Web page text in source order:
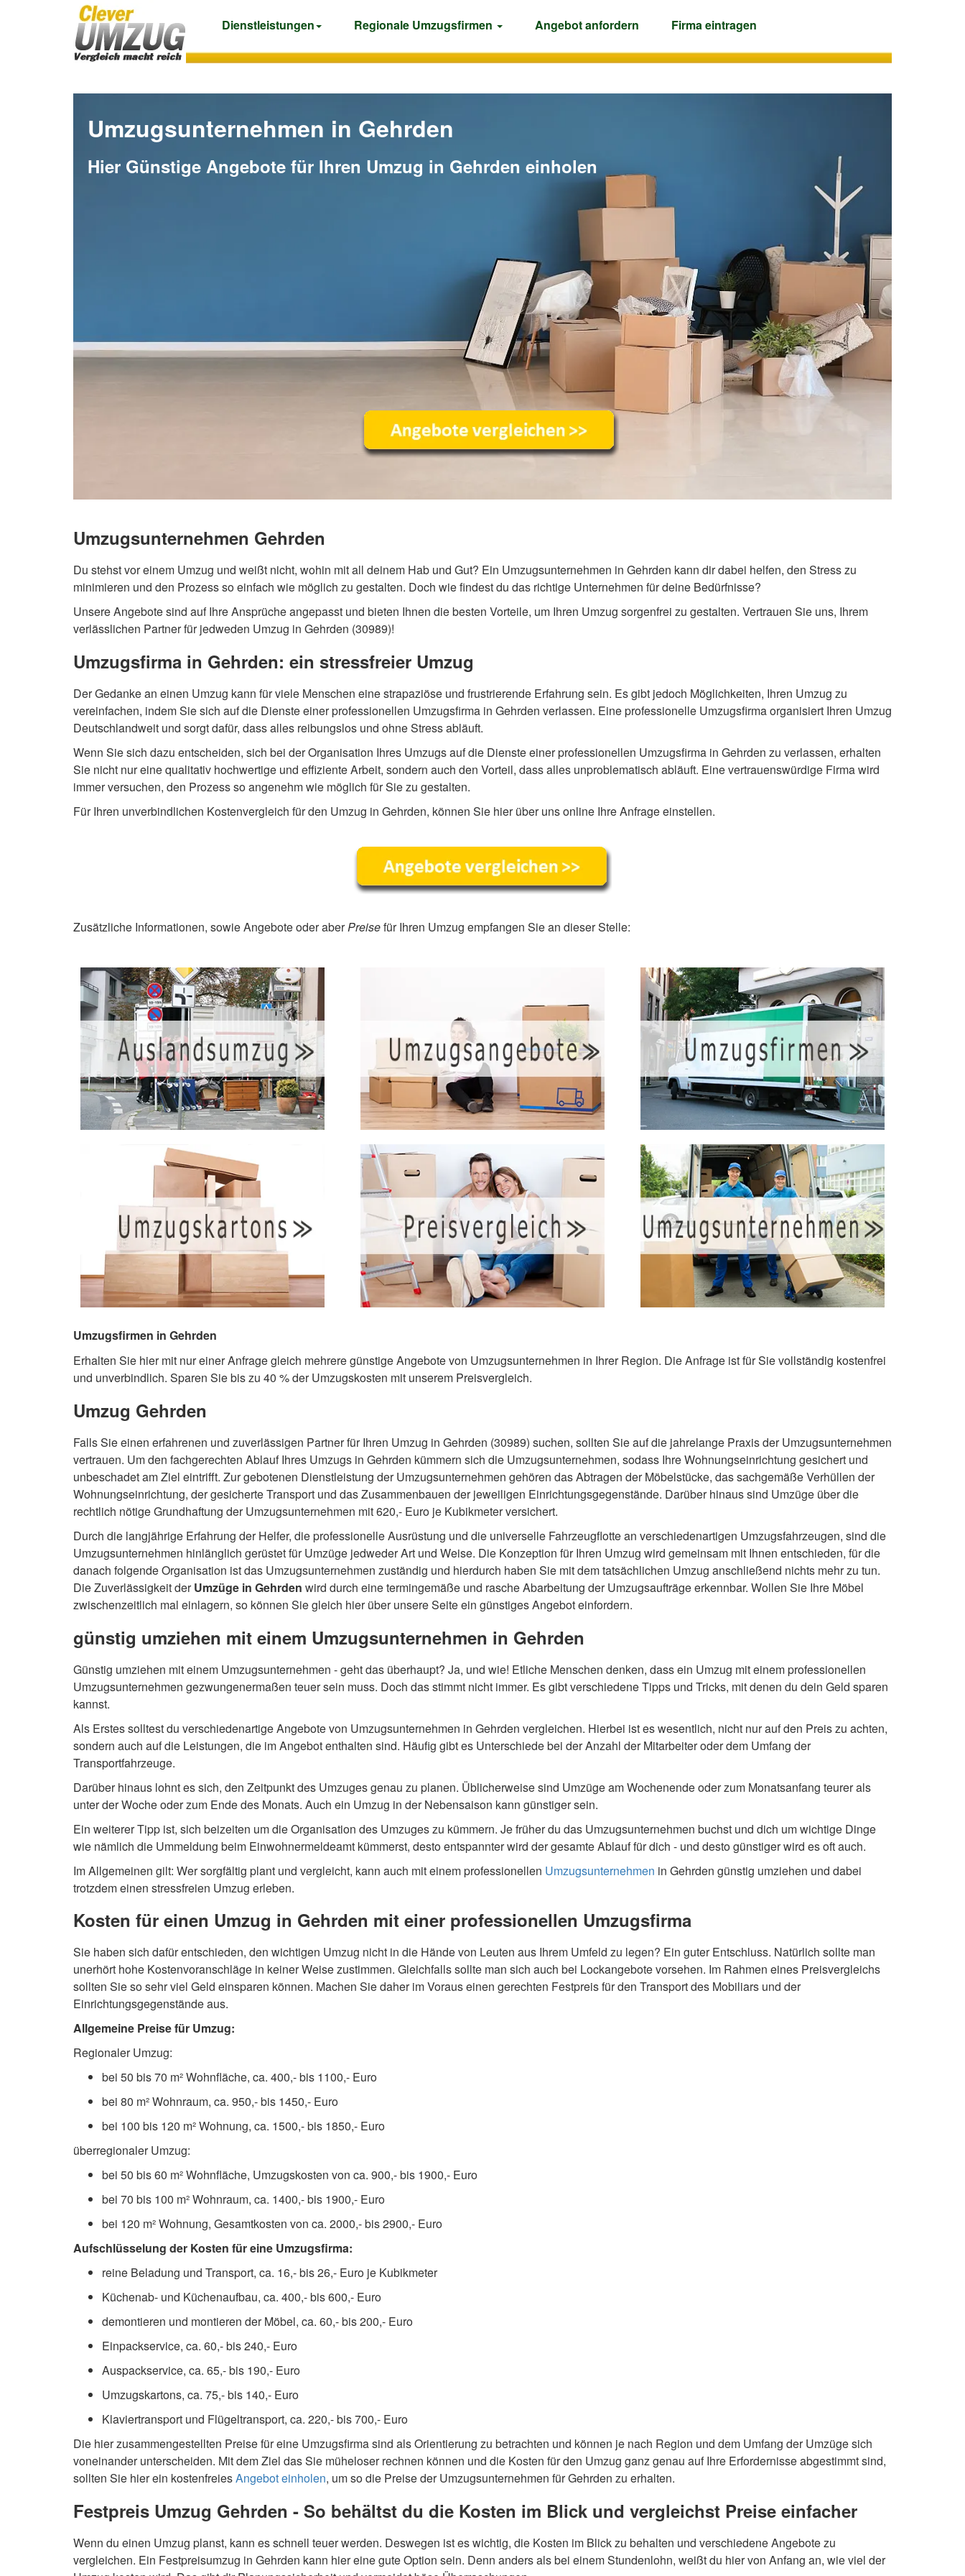
Dienstleistungen Regionale Umzugsfirmen Angebot anfordern Firmaeintragen
Umzugsunternehmen in Gehrden
Hier Günstige Angebote für Ihren Umzug in Gehrden einholen
Umzugsunternehmen Gehrden
Du stehst vor einem Umzug und weißt nicht, wohin mit all deinem Hab und Gut? Ein Umzugsunternehmen in Gehrden kann dir dabei helfen, den Stress zu
minimieren und den Prozess so einfach wie möglich zu gestalten. Doch wie findest du das richtige Unternehmen für deine Bedürfnisse?
Unsere Angebote sind auf Ihre Ansprüche angepasst und bieten Ihnen die besten Vorteile, um Ihren Umzug sorgenfrei zu gestalten. Vertrauen Sie uns, Ihrem
verlässlichen Partner für jedweden Umzug in Gehrden (30989)!
Umzugsfirma in Gehrden: ein stressfreier Umzug
Der Gedanke an einen Umzug kann für viele Menschen eine strapaziöse und frustrierende Erfahrung sein. Es gibt jedoch Möglichkeiten, Ihren Umzug zu
vereinfachen, indem Sie sich auf die Dienste einer professionellen Umzugsfirma in Gehrden verlassen. Eine professionelle Umzugsfirma organisiert Ihren Umzug
Deutschlandweit und sorgt dafür, dass alles reibungslos und ohne Stress abläuft.
Wenn Sie sich dazu entscheiden, sich bei der Organisation Ihres Umzugs auf die Dienste einer professionellen Umzugsfirma in Gehrden zu verlassen, erhalten
Sie nicht nur eine qualitativ hochwertige und effiziente Arbeit, sondern auch den Vorteil, dass alles unproblematisch abläuft. Eine vertrauenswürdige Firma wird
immer versuchen, den Prozess so angenehm wie möglich für Sie zu gestalten.
Für Ihren unverbindlichen Kostenvergleich für den Umzug in Gehrden, können Sie hier über uns online Ihre Anfrage einstellen.
Zusätzliche Informationen, sowie Angebote oder aberPreisefür Ihren Umzug empfangen Sie an dieser Stelle:
Umzugsfirmen in Gehrden
Erhalten Sie hier mit nur einer Anfrage gleich mehrere günstige Angebote von Umzugsunternehmen in Ihrer Region. Die Anfrage ist für Sie vollständig kostenfrei
und unverbindlich. Sparen Sie bis zu 40 % der Umzugskosten mit unserem Preisvergleich.
Umzug Gehrden
Falls Sie einen erfahrenen und zuverlässigen Partner für Ihren Umzug in Gehrden (30989) suchen, sollten Sie auf die jahrelange Praxis der Umzugsunternehmen
vertrauen. Um den fachgerechten Ablauf Ihres Umzugs in Gehrden kümmern sich die Umzugsunternehmen, sodass Ihre Wohnungseinrichtung gesichert und
unbeschadet am Ziel eintrifft. Zur gebotenen Dienstleistung der Umzugsunternehmen gehören das Abtragen der Möbelstücke, das sachgemäße Verhüllen der
Wohnungseinrichtung, der gesicherte Transport und das Zusammenbauen der jeweiligen Einrichtungsgegenstände. Darüber hinaus sind Umzüge über die
rechtlich nötige Grundhaftung der Umzugsunternehmen mit 620,- Euro je Kubikmeter versichert.
Durch die langjährige Erfahrung der Helfer, die professionelle Ausrüstung und die universelle Fahrzeugflotte an verschiedenartigen Umzugsfahrzeugen, sind die
Umzugsunternehmen hinlänglich gerüstet für Umzüge jedweder Art und Weise. Die Konzeption für Ihren Umzug wird gemeinsam mit Ihnen entschieden, für die
danach folgende Organisation ist das Umzugsunternehmen zuständig und hierdurch haben Sie mit dem tatsächlichen Umzug anschließend nichts mehr zu tun.
Die Zuverlässigkeit derUmzüge in Gehrden wird durch eine termingemäße und rasche Abarbeitung der Umzugsaufträge erkennbar. Wollen Sie Ihre Möbel
zwischenzeitlich mal einlagern, so können Sie gleich hier über unsere Seite ein günstiges Angebot einfordern.
günstig umziehen mit einem Umzugsunternehmen in Gehrden
Günstig umziehen mit einem Umzugsunternehmen - geht das überhaupt? Ja, und wie! Etliche Menschen denken, dass ein Umzug mit einem professionellen
Umzugsunternehmen gezwungenermaßen teuer sein muss. Doch das stimmt nicht immer. Es gibt verschiedene Tipps und Tricks, mit denen du dein Geld sparen
kannst.
Als Erstes solltest du verschiedenartige Angebote von Umzugsunternehmen in Gehrden vergleichen. Hierbei ist es wesentlich, nicht nur auf den Preis zu achten,
sondern auch auf die Leistungen, die im Angebot enthalten sind. Häufig gibt es Unterschiede bei der Anzahl der Mitarbeiter oder dem Umfang der
Transportfahrzeuge.
Darüber hinaus lohnt es sich, den Zeitpunkt des Umzuges genau zu planen. Üblicherweise sind Umzüge am Wochenende oder zum Monatsanfang teurer als
unter der Woche oder zum Ende des Monats. Auch ein Umzug in der Nebensaison kann günstiger sein.
Ein weiterer Tipp ist, sich beizeiten um die Organisation des Umzuges zu kümmern. Je früher du das Umzugsunternehmen buchst und dich um wichtige Dinge
wie nämlich die Ummeldung beim Einwohnermeldeamt kümmerst, desto entspannter wird der gesamte Ablauf für dich - und desto günstiger wird es oft auch.
Im Allgemeinen gilt: Wer sorgfältig plant und vergleicht, kann auch mit einem professionellen Umzugsunternehmen in Gehrden günstig umziehen und dabei
trotzdem einen stressfreien Umzug erleben.
Kosten für einen Umzug in Gehrden mit einer professionellen Umzugsfirma
Sie haben sich dafür entschieden, den wichtigen Umzug nicht in die Hände von Leuten aus Ihrem Umfeld zu legen? Ein guter Entschluss. Natürlich sollte man
unerhört hohe Kostenvoranschläge in keiner Weise zustimmen. Gleichfalls sollte man sich auch bei Lockangebote vorsehen. Im Rahmen eines Preisvergleichs
sollten Sie so sehr viel Geld einsparen können. Machen Sie daher im Voraus einen gerechten Festpreis für den Transport des Mobiliars und der
Einrichtungsgegenstände aus.
Allgemeine Preise für Umzug:
Regionaler Umzug:
bei 50 bis 70 m² Wohnfläche, ca. 400,- bis 1100,- Euro
bei 80 m² Wohnraum, ca. 950,- bis 1450,- Euro
bei 100 bis 120 m² Wohnung, ca. 1500,- bis 1850,- Euro
überregionaler Umzug:
bei 50 bis 60 m² Wohnfläche, Umzugskosten von ca. 900,- bis 1900,- Euro
bei 70 bis 100 m² Wohnraum, ca. 1400,- bis 1900,- Euro
bei 120 m² Wohnung, Gesamtkosten von ca. 2000,- bis 2900,- Euro
Aufschlüsselung der Kosten für eine Umzugsfirma:
reine Beladung und Transport, ca. 16,- bis 26,- Euro je Kubikmeter
Küchenab- und Küchenaufbau, ca. 400,- bis 600,- Euro
demontieren und montieren der Möbel, ca. 60,- bis 200,- Euro
Einpackservice, ca. 60,- bis 240,- Euro
Auspackservice, ca. 65,- bis 190,- Euro
Umzugskartons, ca. 75,- bis 140,- Euro
Klaviertransport und Flügeltransport, ca. 220,- bis 700,- Euro
Die hier zusammengestellten Preise für eine Umzugsfirma sind als Orientierung zu betrachten und können je nach Region und dem Umfang der Umzüge sich
voneinander unterscheiden. Mit dem Ziel das Sie müheloser rechnen können und die Kosten für den Umzug ganz genau auf Ihre Erfordernisse abgestimmt sind,
sollten Sie hier ein kostenfreiesAngebot einholen, um so die Preise der Umzugsunternehmen für Gehrden zu erhalten.
Festpreis Umzug Gehrden - So behältst du die Kosten im Blick und vergleichst Preise einfacher
Wenn du einen Umzug planst, kann es schnell teuer werden. Deswegen ist es wichtig, die Kosten im Blick zu behalten und verschiedene Angebote zu
vergleichen. Ein Festpreisumzug in Gehrden kann hier eine gute Option sein. Denn anders als bei einem Stundenlohn, weißt du hier von Anfang an, wie viel der